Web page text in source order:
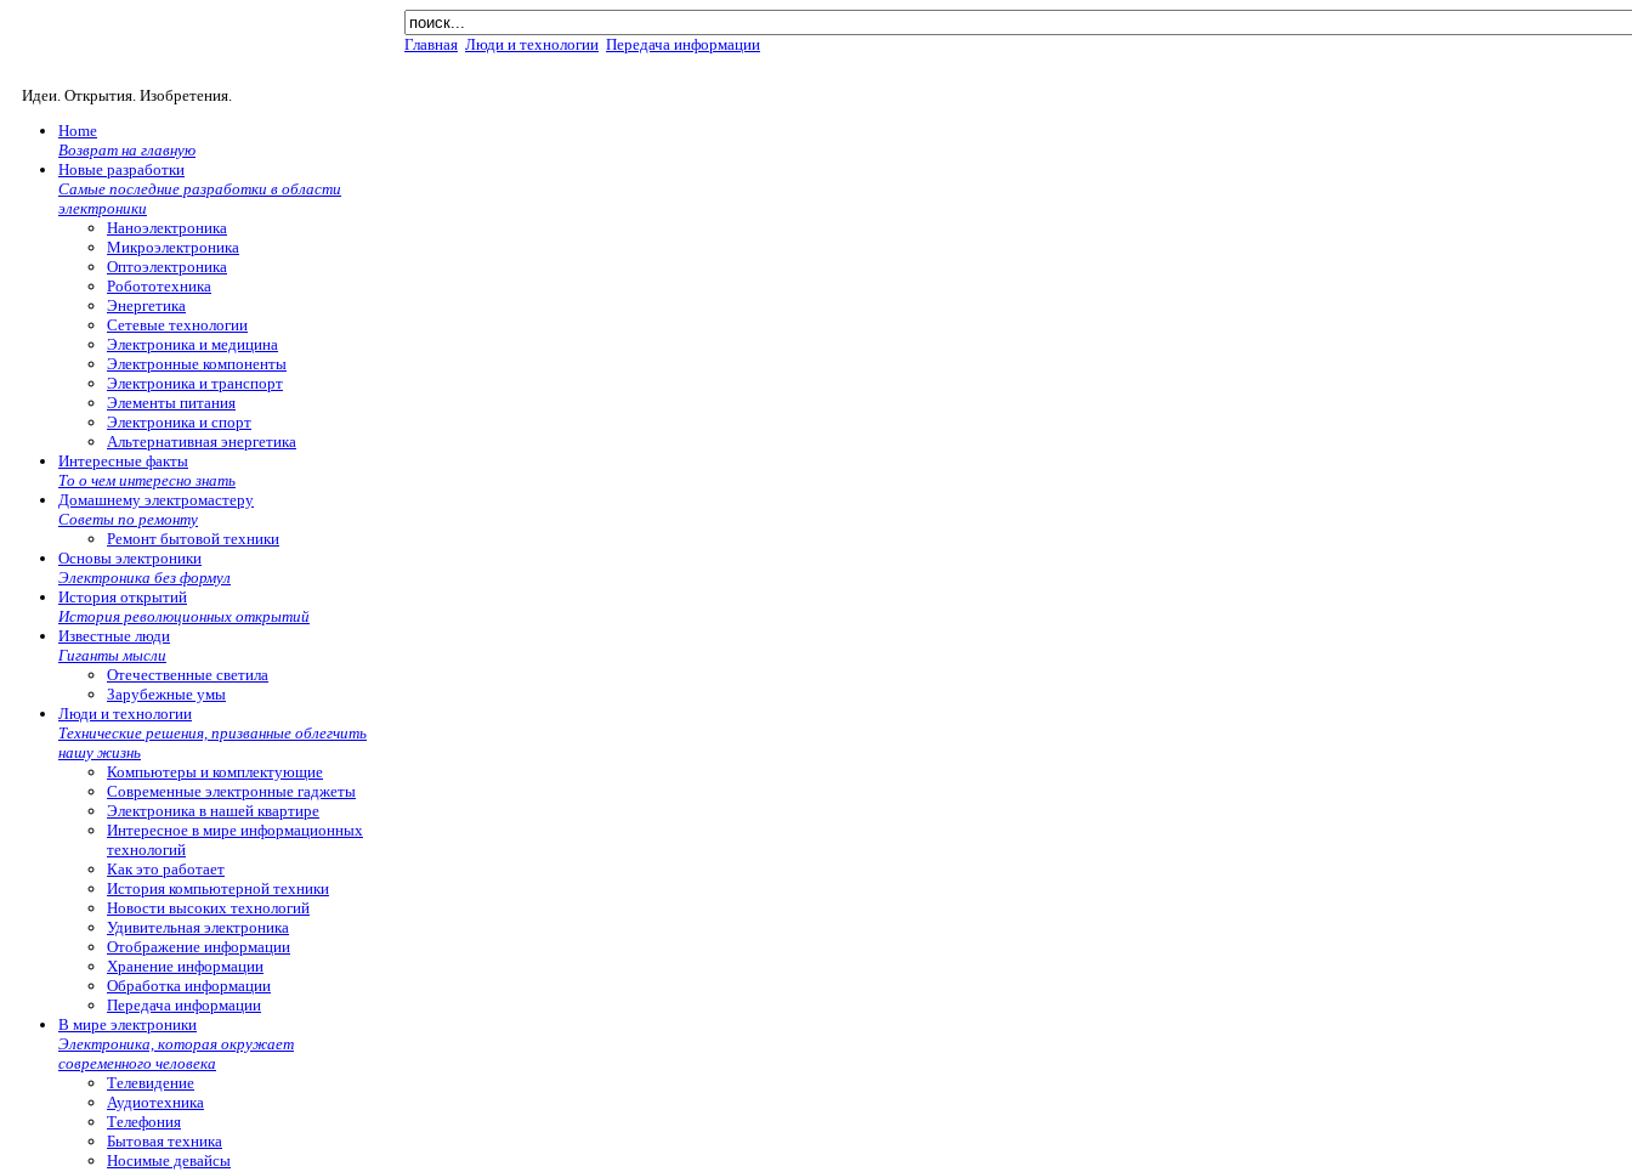
Главная Люди и технологии Передача информации
Идеи. Открытия. Изобретения.
Home
Возврат на главную
Новые разработки
Самые последние разработки в области
электроники
Наноэлектроника
Микроэлектроника
Оптоэлектроника
Робототехника
Энергетика
Сетевые технологии
Электроника и медицина
Электронные компоненты
Электроника и транспорт
Элементы питания
Электроника и спорт
Альтернативная энергетика
Интересные факты
То о чем интересно знать
Домашнему электромастеру
Советы по ремонту
Ремонт бытовой техники
Основы электроники
Электроника без формул
История открытий
История революционных открытий
Известные люди
Гиганты мысли
Отечественные светила
Зарубежные умы
Люди и технологии
Технические решения, призванные облегчить
нашу жизнь
Компьютеры и комплектующие
Современные электронные гаджеты
Электроника в нашей квартире
Интересное в мире информационных
технологий
Как это работает
История компьютерной техники
Новости высоких технологий
Удивительная электроника
Отображение информации
Хранение информации
Обработка информации
Передача информации
В мире электроники
Электроника, которая окружает
современного человека
Телевидение
Аудиотехника
Телефония
Бытовая техника
Носимые девайсы